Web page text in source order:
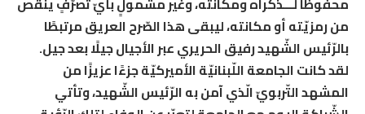
من رمزيّته أو مكانته، ليبقى هذا الصّرح العريق مرتبطًا
بالرّئيس الشّهيد رفيق الحريري عبر الأجيال جيلًا بعد جيل.
لقد كانت الجامعة اللّبنانيّة الأميركيّة جزءًا عزيزًا من
المشهد التّربويّ الّذي آمن به الرّئيس الشّهيد، وتأتي